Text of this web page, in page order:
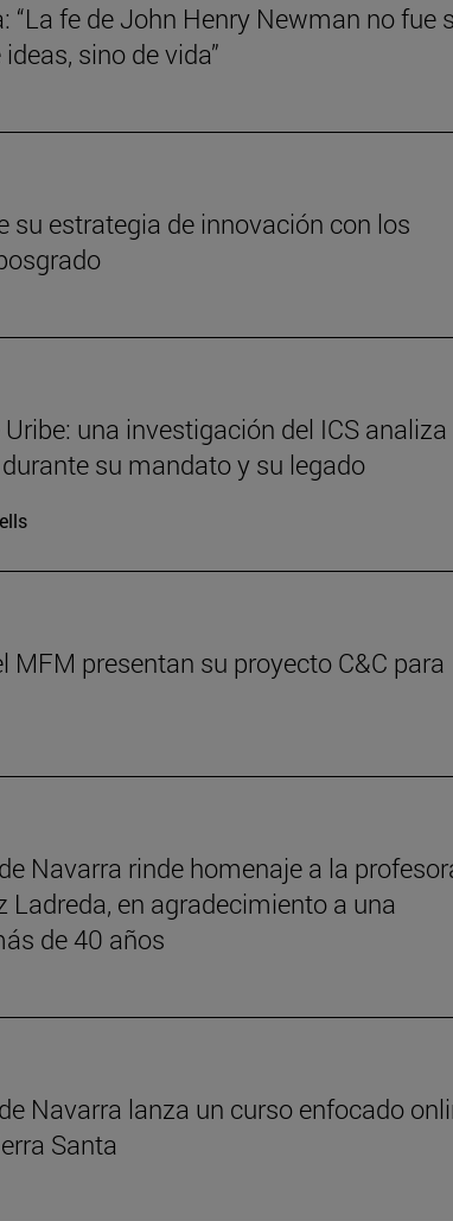
“La fe de John Henry Newman no fue
sino de vida”
su estrategia de innovación con los
una investigación del ICS analiza
su mandato y su legado
MFM presentan su proyecto C&C para
Navarra rinde homenaje a la
Ladreda, en agradecimiento a una
de 40 años
Navarra lanza un curso enfocado
Santa